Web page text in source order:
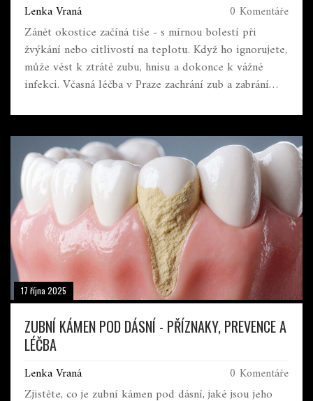
Lenka Vraná 0 Komentáře
Zánět okostice začíná tiše - s mírnou bolestí při
žvýkání nebo citlivostí na teplotu. Když ho ignorujete,
může vést k ztrátě zubu, hnisu a dokonce k vážné
infekci. Včasná léčba v Praze zachrání zub a zabrání
17 října 2025
ZUBNÍ KÁMEN POD DÁSNÍ - PŘÍZNAKY, PREVENCE A
LÉČBA
Lenka Vraná 0 Komentáře
Zjistěte, co je zubní kámen pod dásní, jaké jsou jeho